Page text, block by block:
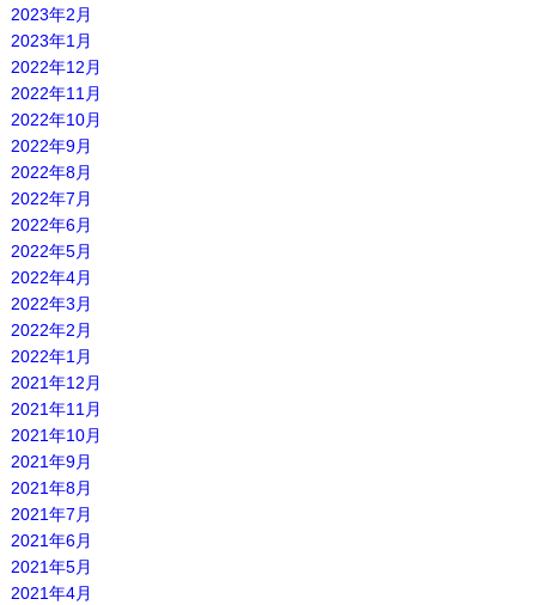
2023年2月
2023年1月
2022年12月
2022年11月
2022年10月
2022年9月
2022年8月
2022年7月
2022年6月
2022年5月
2022年4月
2022年3月
2022年2月
2022年1月
2021年12月
2021年11月
2021年10月
2021年9月
2021年8月
2021年7月
2021年6月
2021年5月
2021年4月